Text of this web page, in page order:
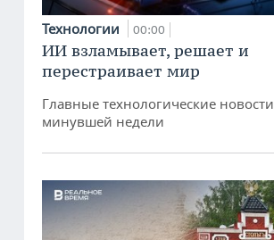
Технологии 00:00
ИИ взламывает, решает и
перестраивает мир
Главные технологические новости
минувшей недели